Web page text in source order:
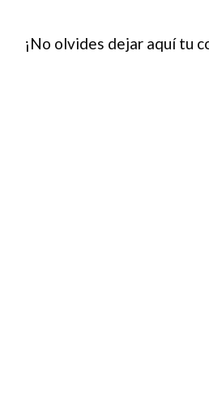
¡No olvides dejar aquí tu